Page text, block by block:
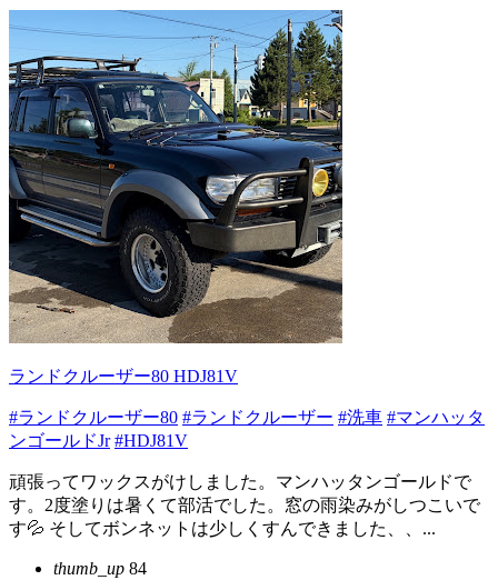
ランドクルーザー80 HDJ81V
#ランドクルーザー80 #ランドクルーザー #洗車 #マンハッタ
ンゴールドJr #HDJ81V
頑張ってワックスがけしました。マンハッタンゴールドで
す。2度塗りは暑くて部活でした。窓の雨染みがしつこいで
す💦 そしてボンネットは少しくすんできました、、...
thumb_up 84